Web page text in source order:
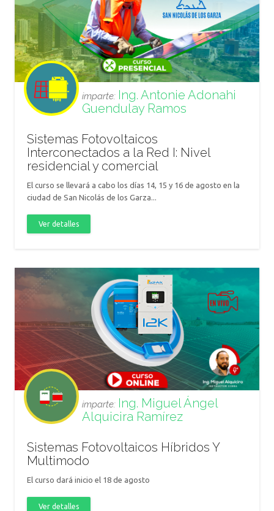
imparte: Ing. Antonie Adonahi
Guendulay Ramos
Sistemas Fotovoltaicos
Interconectados a la Red I: Nivel
residencial y comercial
El curso se llevará a cabo los días 14, 15 y 16 de agosto en la
ciudad de San Nicolás de los Garza...
Ver detalles
imparte: Ing. Miguel Ángel
Alquicira Ramírez
Sistemas Fotovoltaicos Híbridos Y
Multimodo
El curso dará inicio el 18 de agosto
Ver detalles